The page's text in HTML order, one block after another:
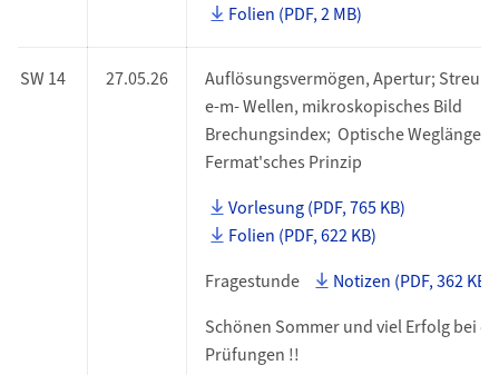
Folien (PDF, 2 MB)
SW 14 27.05.26
Auflösungsvermögen, Apertur;
e-m- Wellen, mikroskopisches Bild
Brechungsindex; Optische Weglänge,
Fermat'sches Prinzip
Vorlesung (PDF, 765 KB)
Folien (PDF, 622 KB)
Fragestunde
Notizen (PDF, 362 KB)
Schönen Sommer und viel Erfolg bei
Prüfungen !!